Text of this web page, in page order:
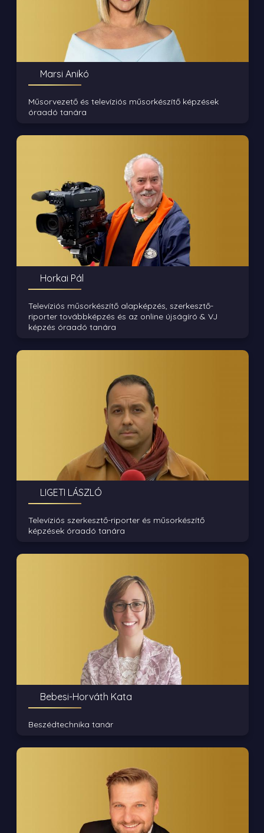
Marsi Anikó
Műsorvezető és televíziós műsorkészítő képzések
óraadó tanára
Horkai Pál
Televíziós műsorkészítő alapképzés, szerkesztő-
riporter továbbképzés és az online újságíró & VJ
képzés óraadó tanára
LIGETI LÁSZLÓ
Televíziós szerkesztő-riporter és műsorkészítő
képzések óraadó tanára
Bebesi-Horváth Kata
Beszédtechnika tanár